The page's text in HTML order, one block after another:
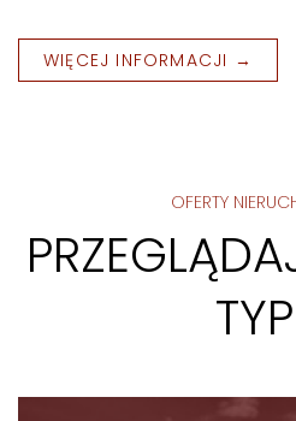
WIĘCEJ INFORMACJI →
OFERTY